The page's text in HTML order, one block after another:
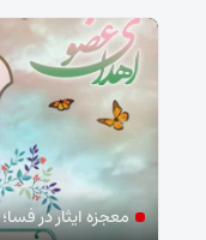
معجزه ایثار در فسا؛